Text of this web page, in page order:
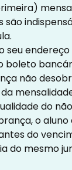
são
seu endereço
boleto
não
do
o aluno
do
do mesmo